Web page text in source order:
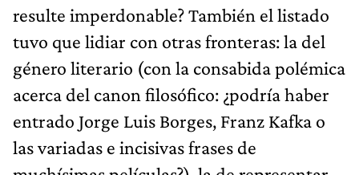
resulte imperdonable? También el listado
tuvo que lidiar con otras fronteras: la del
género literario (con la consabida polémica
acerca del canon filosófico: ¿podría haber
entrado Jorge Luis Borges, Franz Kafka o
las variadas e incisivas frases de